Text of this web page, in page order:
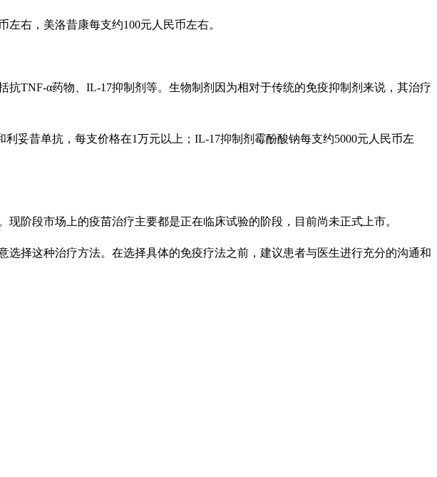
右，美洛昔康每支约100元人民币左右。
TNF-α药物、IL-17抑制剂等。生物制剂因为相对于传统的免疫抑制剂来说，其治疗
妥昔单抗，每支价格在1万元以上；IL-17抑制剂霉酚酸钠每支约5000元人民币左
阶段市场上的疫苗治疗主要都是正在临床试验的阶段，目前尚未正式上市。
择这种治疗方法。在选择具体的免疫疗法之前，建议患者与医生进行充分的沟通和